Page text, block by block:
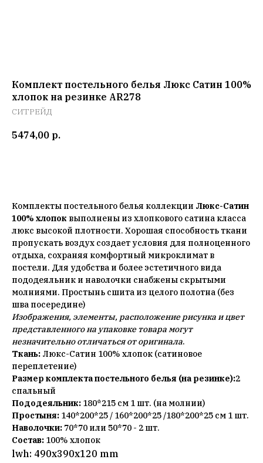
Комплект постельного белья Люкс Сатин 100%
хлопок на резинке AR278
СИТРЕЙД
5474,00 р.
Комплекты постельного белья коллекции Люкс-Сатин
100% хлопок выполнены из хлопкового сатина класса
люкс высокой плотности. Хорошая способность ткани
пропускать воздух создает условия для полноценного
отдыха, сохраняя комфортный микроклимат в
постели. Для удобства и более эстетичного вида
пододеяльник и наволочки снабжены скрытыми
молниями. Простынь сшита из целого полотна (без
шва посередине)
Изображения, элементы, расположение рисунка и цвет
представленного на упаковке товара могут
незначительно отличаться от оригинала.
Ткань: Люкс-Сатин 100% хлопок (сатиновое
переплетение)
Размер комплекта постельного белья (на резинке):2
спальный
Пододеяльник: 180*215 см 1 шт. (на молнии)
Простыня: 140*200*25 / 160*200*25 /180*200*25 см 1 шт.
Наволочки: 70*70 или 50*70 - 2 шт.
Состав: 100% хлопок
lwh: 490x390x120 mm